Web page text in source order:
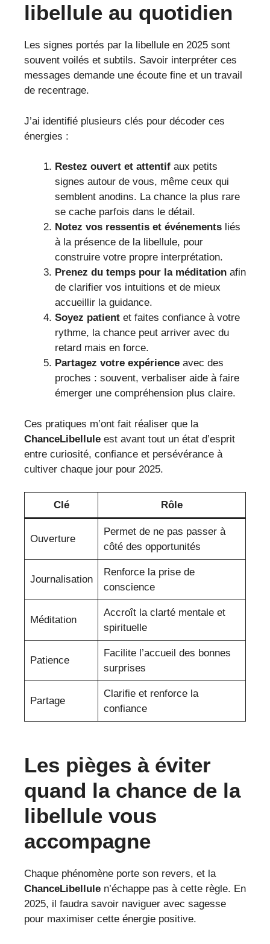
libellule au quotidien
Les signes portés par la libellule en 2025 sont
souvent voilés et subtils. Savoir interpréter ces
messages demande une écoute fine et un travail
de recentrage.
J’ai identifié plusieurs clés pour décoder ces
énergies :
Restez ouvert et attentif aux petits
signes autour de vous, même ceux qui
semblent anodins. La chance la plus rare
se cache parfois dans le détail.
Notez vos ressentis et événements liés
à la présence de la libellule, pour
construire votre propre interprétation.
Prenez du temps pour la méditation afin
de clarifier vos intuitions et de mieux
accueillir la guidance.
Soyez patient et faites confiance à votre
rythme, la chance peut arriver avec du
retard mais en force.
Partagez votre expérience avec des
proches : souvent, verbaliser aide à faire
émerger une compréhension plus claire.
Ces pratiques m’ont fait réaliser que la
ChanceLibellule est avant tout un état d’esprit
entre curiosité, confiance et persévérance à
cultiver chaque jour pour 2025.
Clé Rôle
Ouverture
Permet de ne pas passer à
côté des opportunités
Journalisation
Renforce la prise de
conscience
Méditation
Accroît la clarté mentale et
spirituelle
Patience
Facilite l’accueil des bonnes
surprises
Partage
Clarifie et renforce la
confiance
Les pièges à éviter
quand la chance de la
libellule vous
accompagne
Chaque phénomène porte son revers, et la
ChanceLibellule n’échappe pas à cette règle. En
2025, il faudra savoir naviguer avec sagesse
pour maximiser cette énergie positive.